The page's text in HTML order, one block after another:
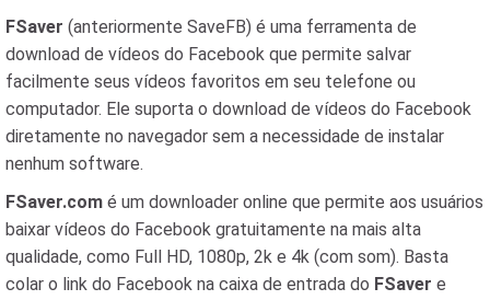
FSaver (anteriormente SaveFB) é uma ferramenta de
download de vídeos do Facebook que permite salvar
facilmente seus vídeos favoritos em seu telefone ou
computador. Ele suporta o download de vídeos do Facebook
diretamente no navegador sem a necessidade de instalar
nenhum software.
FSaver.com é um downloader online que permite aos usuários
baixar vídeos do Facebook gratuitamente na mais alta
qualidade, como Full HD, 1080p, 2k e 4k (com som). Basta
colar o link do Facebook na caixa de entrada do FSaver e